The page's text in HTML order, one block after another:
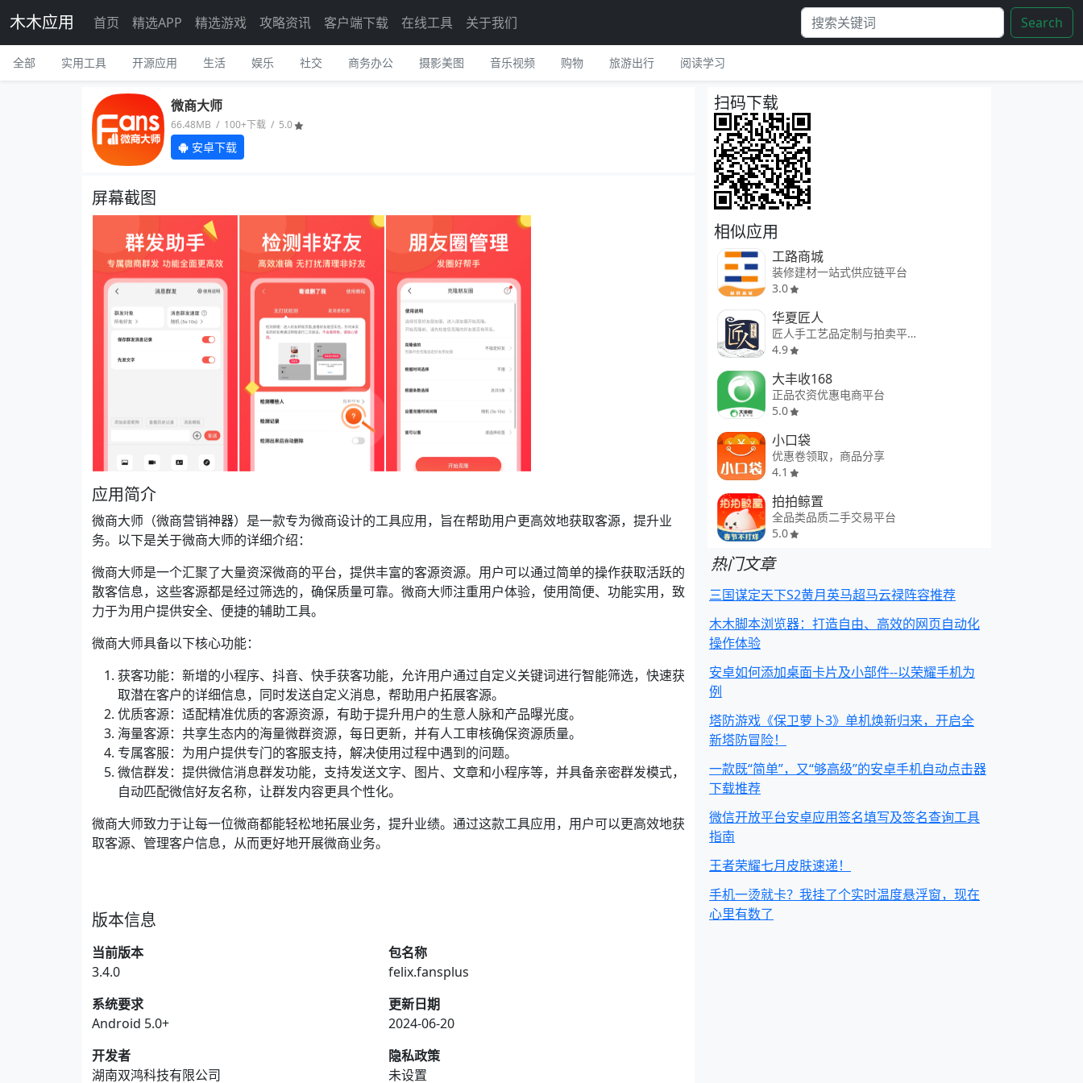
木木应用 首页 精选APP 精选游戏 攻略资讯 客户端下载 在线工具 关于我们 Search
全部 实用工具 开源应用 生活 娱乐 社交 商务办公 摄影美图 音乐视频 购物 旅游出行 阅读学习
微商大师
66.48MB / 100+下载 / 5.0
安卓下载
屏幕截图
应用简介
微商大师（微商营销神器）是一款专为微商设计的工具应用，旨在帮助用户更高效地获取客源，提升业
务。以下是关于微商大师的详细介绍：
微商大师是一个汇聚了大量资深微商的平台，提供丰富的客源资源。用户可以通过简单的操作获取活跃的
散客信息，这些客源都是经过筛选的，确保质量可靠。微商大师注重用户体验，使用简便、功能实用，致
力于为用户提供安全、便捷的辅助工具。
微商大师具备以下核心功能：
获客功能：新增的小程序、抖音、快手获客功能，允许用户通过自定义关键词进行智能筛选，快速获
取潜在客户的详细信息，同时发送自定义消息，帮助用户拓展客源。
优质客源：适配精准优质的客源资源，有助于提升用户的生意人脉和产品曝光度。
海量客源：共享生态内的海量微群资源，每日更新，并有人工审核确保资源质量。
专属客服：为用户提供专门的客服支持，解决使用过程中遇到的问题。
微信群发：提供微信消息群发功能，支持发送文字、图片、文章和小程序等，并具备亲密群发模式，
自动匹配微信好友名称，让群发内容更具个性化。
微商大师致力于让每一位微商都能轻松地拓展业务，提升业绩。通过这款工具应用，用户可以更高效地获
取客源、管理客户信息，从而更好地开展微商业务。
版本信息
当前版本
3.4.0
包名称
felix.fansplus
系统要求
Android 5.0+
更新日期
2024-06-20
开发者
湖南双鸿科技有限公司
隐私政策
未设置
扫码下载
相似应用
工路商城
装修建材一站式供应链平台
3.0
华夏匠人
匠人手工艺品定制与拍卖平台
4.9
大丰收168
正品农资优惠电商平台
5.0
小口袋
优惠卷领取，商品分享
4.1
拍拍鲸置
全品类品质二手交易平台
5.0
热门文章
三国谋定天下S2黄月英马超马云禄阵容推荐
木木脚本浏览器：打造自由、高效的网页自动化
操作体验
安卓如何添加桌面卡片及小部件--以荣耀手机为
例
塔防游戏《保卫萝卜3》单机焕新归来，开启全
新塔防冒险！
一款既“简单”，又“够高级”的安卓手机自动点击器
下载推荐
微信开放平台安卓应用签名填写及签名查询工具
指南
王者荣耀七月皮肤速递！
手机一烫就卡？我挂了个实时温度悬浮窗，现在
心里有数了